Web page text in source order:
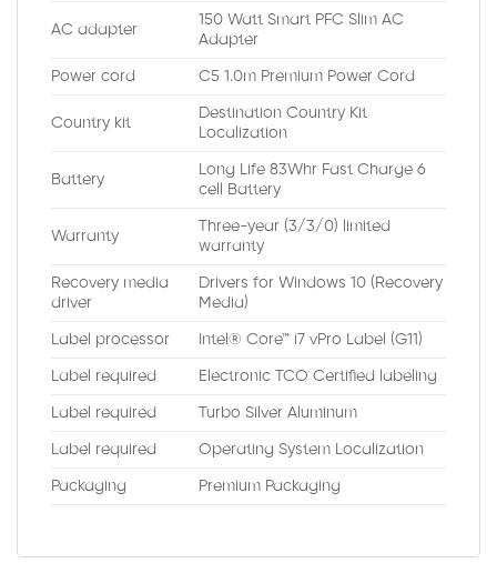
AC adapter
150 Watt Smart PFC Slim AC
Adapter
Power cord C5 1.0m Premium Power Cord
Country kit
Destination Country Kit
Localization
Battery
Long Life 83Whr Fast Charge 6
cell Battery
Warranty
Three-year (3/3/0) limited
warranty
Recovery media
driver
Drivers for Windows 10 (Recovery
Media)
Label processor Intel® Core™ i7 vPro Label (G11)
Label required Electronic TCO Certified labeling
Label required Turbo Silver Aluminum
Label required Operating System Localization
Packaging Premium Packaging